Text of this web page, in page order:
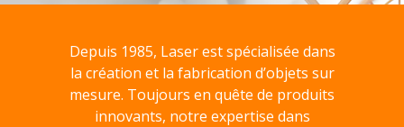
Depuis 1985, Laser est spécialisée dans
la création et la fabrication d’objets sur
mesure. Toujours en quête de produits
innovants, notre expertise dans